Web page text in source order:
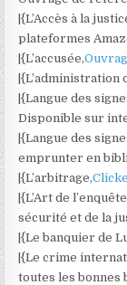
|{L’Accès à la
plateformes
|{L’accusée,
|{L’administration
|{Langue des
Disponible sur
|{Langue des
emprunter en
|{L’arbitrage,
|{L’Art de
sécurité et de la
|{Le banquier de
|{Le crime
toutes les